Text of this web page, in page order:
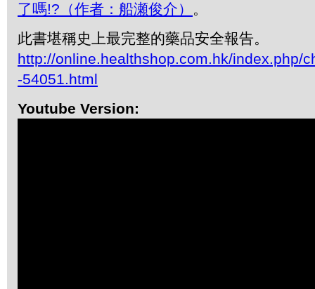
了嗎!?（作者：船瀬俊介） 。
此書堪稱史上最完整的藥品安全報告。
http://online.healthshop.com.hk/index.php/
-54051.html
Youtube Version: